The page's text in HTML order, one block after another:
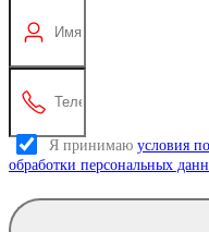
Я принимаю условия
обработки персональных